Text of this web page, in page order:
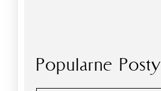
Popularne Posty